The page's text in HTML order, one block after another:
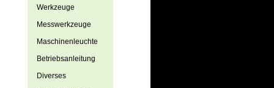
Werkzeuge
Messwerkzeuge
Maschinenleuchte
Betriebsanleitung
Diverses